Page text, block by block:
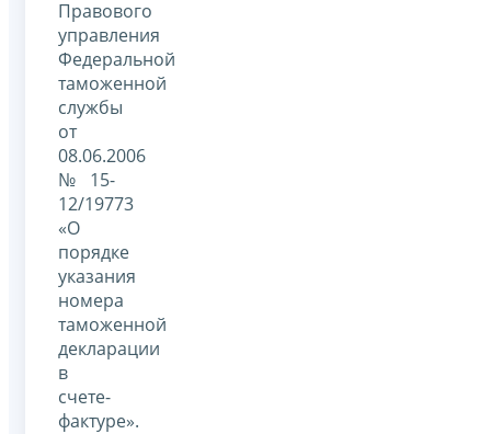
Правового
управления
Федеральной
таможенной
службы
от
08.06.2006
№ 15-
12/19773
«О
порядке
указания
номера
таможенной
декларации
в
счете-
фактуре».